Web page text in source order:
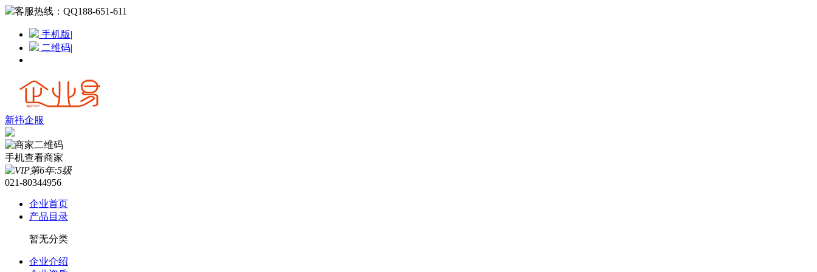
客服热线： QQ188-651-611
手机版|
二维码|
新祎企服
手机查看商家
021-80344956
企业首页
产品目录
暂无分类
企业介绍